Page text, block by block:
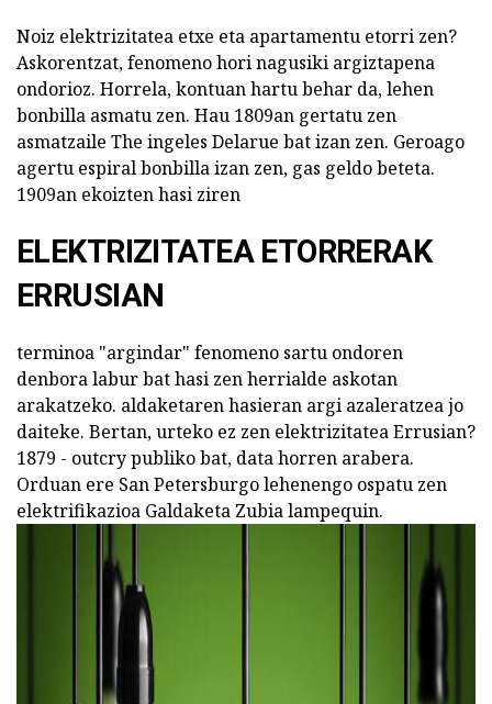
Noiz elektrizitatea etxe eta apartamentu etorri zen?
Askorentzat, fenomeno hori nagusiki argiztapena
ondorioz. Horrela, kontuan hartu behar da, lehen
bonbilla asmatu zen. Hau 1809an gertatu zen
asmatzaile The ingeles Delarue bat izan zen. Geroago
agertu espiral bonbilla izan zen, gas geldo beteta.
1909an ekoizten hasi ziren
ELEKTRIZITATEA ETORRERAK
ERRUSIAN
terminoa "argindar" fenomeno sartu ondoren
denbora labur bat hasi zen herrialde askotan
arakatzeko. aldaketaren hasieran argi azaleratzea jo
daiteke. Bertan, urteko ez zen elektrizitatea Errusian?
1879 - outcry publiko bat, data horren arabera.
Orduan ere San Petersburgo lehenengo ospatu zen
elektrifikazioa Galdaketa Zubia lampequin.